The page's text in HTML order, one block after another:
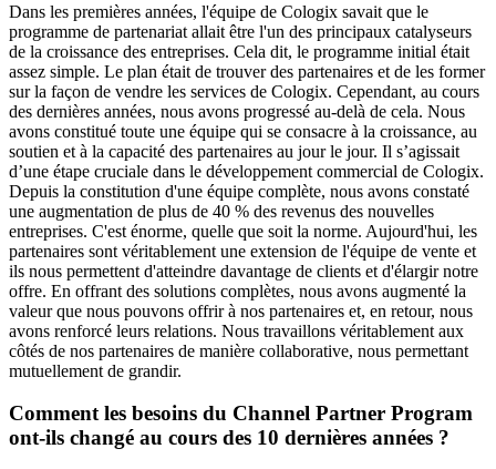
Dans les premières années, l'équipe de Cologix savait que le
programme de partenariat allait être l'un des principaux catalyseurs
de la croissance des entreprises. Cela dit, le programme initial était
assez simple. Le plan était de trouver des partenaires et de les former
sur la façon de vendre les services de Cologix. Cependant, au cours
des dernières années, nous avons progressé au-delà de cela. Nous
avons constitué toute une équipe qui se consacre à la croissance, au
soutien et à la capacité des partenaires au jour le jour. Il s’agissait
d’une étape cruciale dans le développement commercial de Cologix.
Depuis la constitution d'une équipe complète, nous avons constaté
une augmentation de plus de 40 % des revenus des nouvelles
entreprises. C'est énorme, quelle que soit la norme. Aujourd'hui, les
partenaires sont véritablement une extension de l'équipe de vente et
ils nous permettent d'atteindre davantage de clients et d'élargir notre
offre. En offrant des solutions complètes, nous avons augmenté la
valeur que nous pouvons offrir à nos partenaires et, en retour, nous
avons renforcé leurs relations. Nous travaillons véritablement aux
côtés de nos partenaires de manière collaborative, nous permettant
mutuellement de grandir.
Comment les besoins du Channel Partner Program
ont-ils changé au cours des 10 dernières années ?